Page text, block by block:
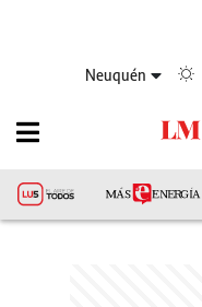
Neuquén